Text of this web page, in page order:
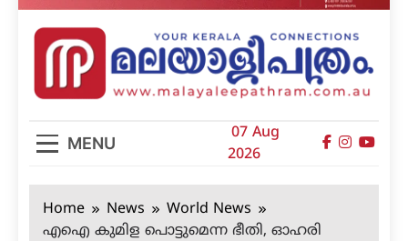
മലയാളിപത്രം
MENU
07 Aug
2026
Home News
World News
എഐ കുമിള പൊട്ടുമെന്ന ഭീതി, ഓഹരി